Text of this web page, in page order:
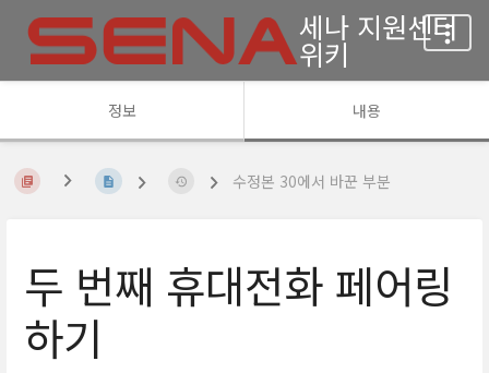
세나 지원센터
위키
정보 내용
수정본 30에서 바꾼 부분
두 번째 휴대전화 페어링
하기